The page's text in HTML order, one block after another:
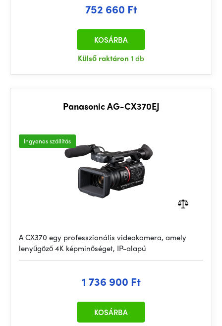
752 660 Ft
Külső raktáron 1 db
KOSÁRBA
Panasonic AG-CX370EJ
Ingyenes szállítás
A CX370 egy professzionális videokamera, amely
lenyűgöző 4K képminőséget, IP-alapú
1 736 900 Ft
KOSÁRBA